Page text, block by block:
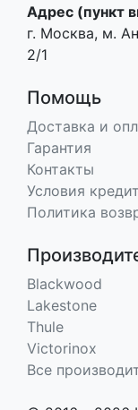
Адрес (пункт
г. Москва, м.
2/1
Помощь
Доставка и
Гарантия
Контакты
Условия
Политика
Blackwood
Lakestone
Thule
Victorinox
Все